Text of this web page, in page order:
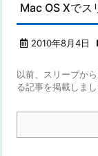
Mac OS Xでス
2010年8月4日
以前、スリープか
る記事を掲載しま